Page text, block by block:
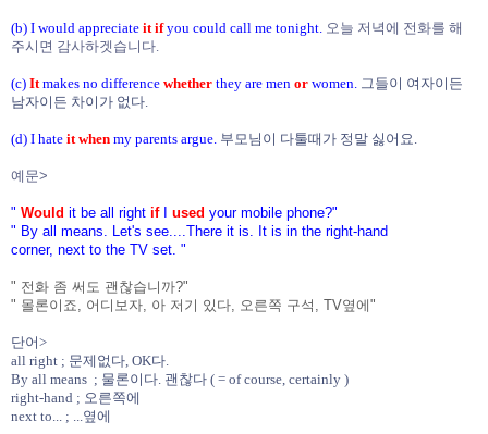
(b) I would appreciate it ifyou could call me tonight. 오늘 저녁에 전화를 해
주시면 감사하겟습니다.
(c) It makes no difference whether they are men or women. 그들이 여자이든
남자이든 차이가 없다.
(d) I hate it when my parents argue. 부모님이 다툴때가 정말 싫어요.
예문>
" Would it be all right ifI used your mobile phone?"
" By all means. Let's see....There it is. It is in the right-hand
corner, next to the TV set. "
" 전화 좀 써도 괜찮습니까?"
" 몰론이죠, 어디보자, 아 저기 있다, 오른쪽 구석, TV옆에"
단어>
all right ; 문제없다, OK다.
By all means ; 물론이다. 괜찮다 ( = of course, certainly )
right-hand ; 오른쪽에
next to... ; ...옆에